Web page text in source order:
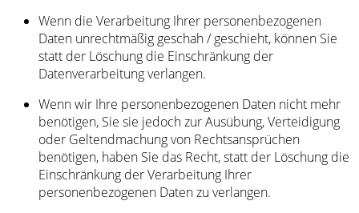
Wenn die Verarbeitung Ihrer personenbezogenen
Daten unrechtmäßig geschah / geschieht, können Sie
statt der Löschung die Einschränkung der
Datenverarbeitung verlangen.
Wenn wir Ihre personenbezogenen Daten nicht mehr
benötigen, Sie sie jedoch zur Ausübung, Verteidigung
oder Geltendmachung von Rechtsansprüchen
benötigen, haben Sie das Recht, statt der Löschung die
Einschränkung der Verarbeitung Ihrer
personenbezogenen Daten zu verlangen.